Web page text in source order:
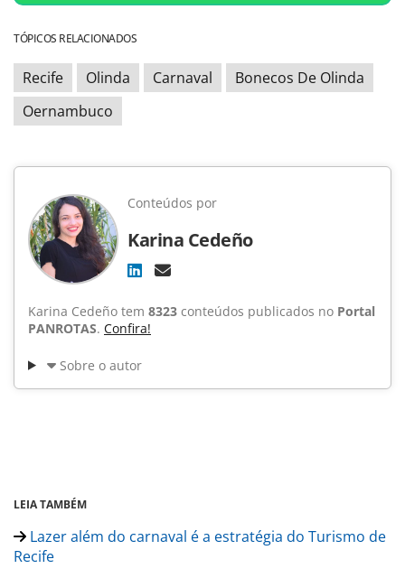
TÓPICOS RELACIONADOS
Recife Olinda Carnaval
Bonecos De Olinda
Oernambuco
Conteúdos por
Karina Cedeño
Karina Cedeño tem 8323 conteúdos publicados no Portal
PANROTAS. Confira!
Sobre o autor
LEIA TAMBÉM
Lazer além do carnaval é a estratégia do Turismo de
Recife